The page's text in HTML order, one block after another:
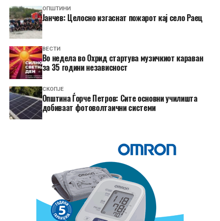
ОПШТИНИ
Јанчев: Целосно изгаснат пожарот кај село Раец
ВЕСТИ
Во недела во Охрид стартува музичкиот караван
за 35 години независност
СКОПЈЕ
Општина Ѓорче Петров: Сите основни училишта
добиваат фотоволтаични системи